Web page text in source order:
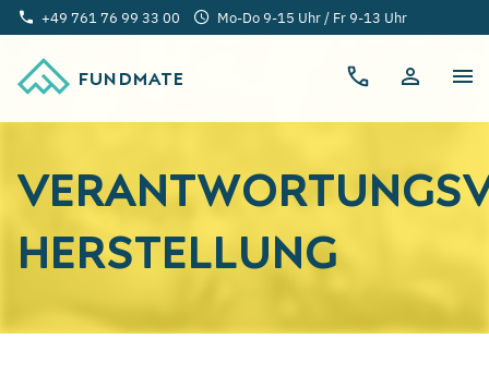
FUNDMATE
+49 761 76 99 33 00 Mo-Do 9-15 Uhr / Fr 9-13 Uhr
HERSTELLUNG